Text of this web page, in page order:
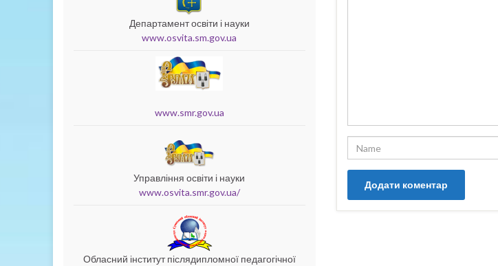
Департамент освіти і науки
www.osvita.sm.gov.ua
www.smr.gov.ua
Управління освіти і науки
www.osvita.smr.gov.ua/
Обласний інститут післядипломної педагогічної